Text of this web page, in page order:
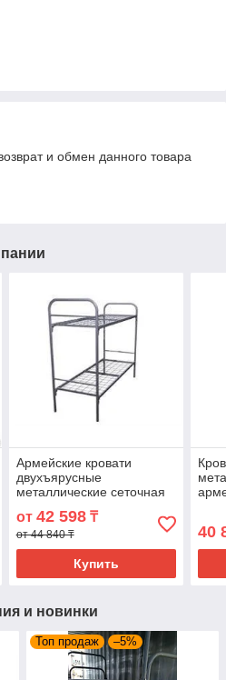
и обмен данного товара
Армейские кровати
двухъярусные
металлические сеточная
от 42 598₸
от 44 840 ₸
Купить
40
и новинки
Топ продаж –5%